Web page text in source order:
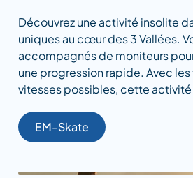
Découvrez une activité insolite
uniques au cœur des 3 Vallées.
accompagnés de moniteurs
une progression rapide. Avec
vitesses possibles, cette activité
EM-Skate